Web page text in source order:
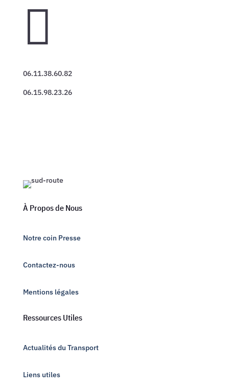

06.11.38.60.82
06.15.98.23.26
À Propos de Nous
Notre coin Presse
Contactez-nous
Mentions légales
Ressources Utiles
Actualités du Transport
Liens utiles